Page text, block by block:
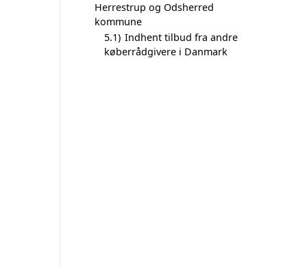
Herrestrup og Odsherred
kommune
5.1) Indhent tilbud fra andre
køberrådgivere i Danmark